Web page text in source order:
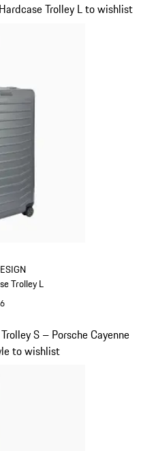
Trolley L
Trolley L to wishlist
S – Porsche Cayenne
to wishlist